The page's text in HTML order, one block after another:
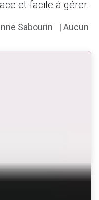
et facile à gérer.
Sabourin
| Aucun